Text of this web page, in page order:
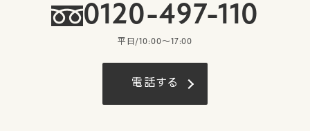
0120-497-110
平日/10:00〜17:00
電話する